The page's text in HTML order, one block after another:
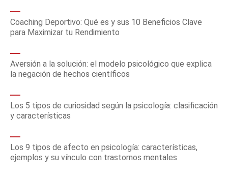
Coaching Deportivo: Qué es y sus 10 Beneficios Clave
para Maximizar tu Rendimiento
Aversión a la solución: el modelo psicológico que explica
la negación de hechos científicos
Los 5 tipos de curiosidad según la psicología: clasificación
y características
Los 9 tipos de afecto en psicología: características,
ejemplos y su vínculo con trastornos mentales